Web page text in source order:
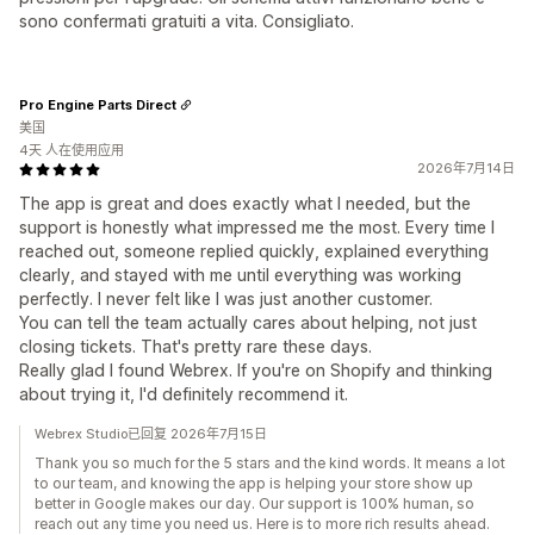
sono confermati gratuiti a vita. Consigliato.
2026年7月14日
The app is great and does exactly what I needed, but the
support is honestly what impressed me the most. Every time I
reached out, someone replied quickly, explained everything
clearly, and stayed with me until everything was working
perfectly. I never felt like I was just another customer.
You can tell the team actually cares about helping, not just
closing tickets. That's pretty rare these days.
Really glad I found Webrex. If you're on Shopify and thinking
about trying it, I'd definitely recommend it.
Pro Engine Parts Direct
美国
4天 人在使用应用
Webrex Studio已回复 2026年7月15日
Thank you so much for the 5 stars and the kind words. It means a lot
to our team, and knowing the app is helping your store show up
better in Google makes our day. Our support is 100% human, so
reach out any time you need us. Here is to more rich results ahead.